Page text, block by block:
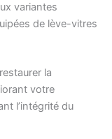
variantes
de lève-vitres
la
votre
l’intégrité du